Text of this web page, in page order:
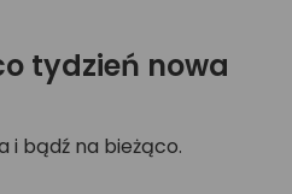
tydzień nowa
i bądź na bieżąco.